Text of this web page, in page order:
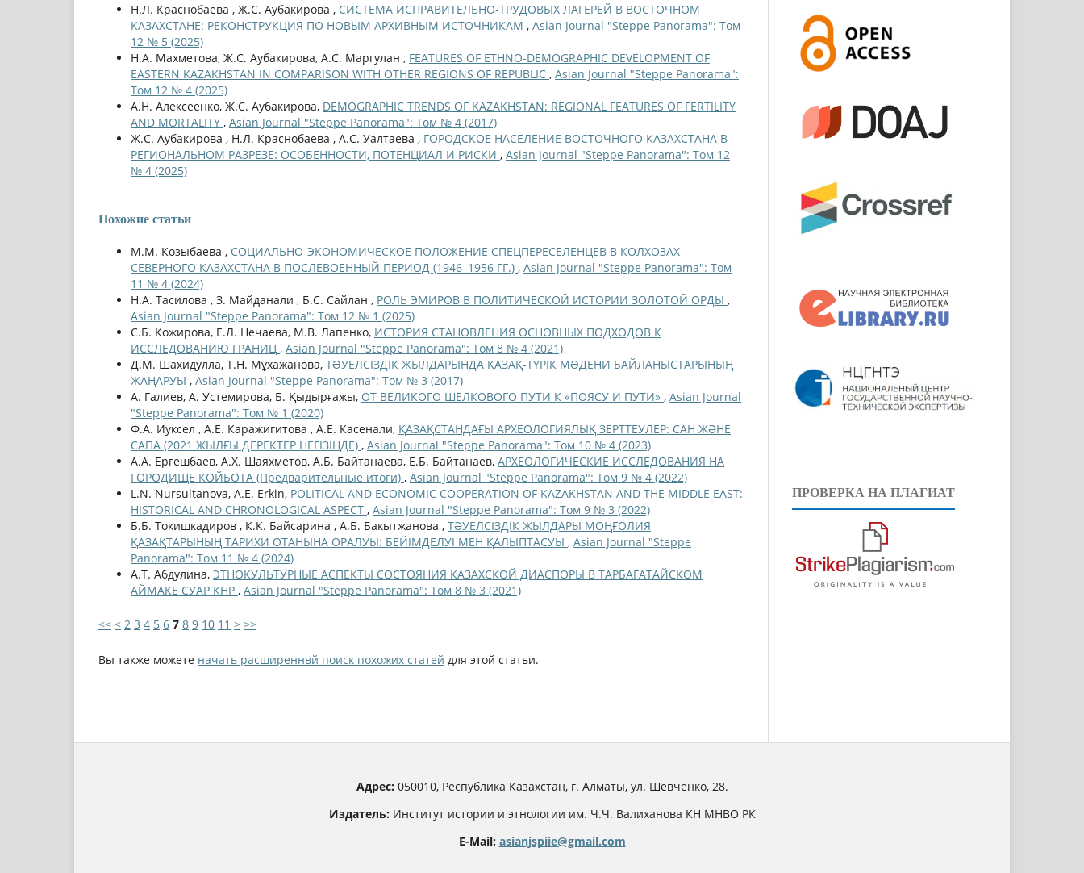
Н.Л. Краснобаева , Ж.С. Аубакирова , СИСТЕМА ИСПРАВИТЕЛЬНО-ТРУДОВЫХ ЛАГЕРЕЙ В ВОСТОЧНОМ
КАЗАХСТАНЕ: РЕКОНСТРУКЦИЯ ПО НОВЫМ АРХИВНЫМ ИСТОЧНИКАМ , Asian Journal "Steppe Panorama": Том
12 № 5 (2025)
Н.А. Махметова, Ж.С. Аубакирова, А.С. Маргулан , FEATURES OF ETHNO-DEMOGRAPHIC DEVELOPMENT OF
EASTERN KAZAKHSTAN IN COMPARISON WITH OTHER REGIONS OF REPUBLIC , Asian Journal "Steppe Panorama":
Том 12 № 4 (2025)
А.Н. Алексеенко, Ж.С. Аубакирова, DEMOGRAPHIC TRENDS OF KAZAKHSTAN: REGIONAL FEATURES OF FERTILITY
AND MORTALITY , Asian Journal "Steppe Panorama": Том № 4 (2017)
Ж.С. Аубакирова , Н.Л. Краснобаева , А.С. Уалтаева , ГОРОДСКОЕ НАСЕЛЕНИЕ ВОСТОЧНОГО КАЗАХСТАНА В
РЕГИОНАЛЬНОМ РАЗРЕЗЕ: ОСОБЕННОСТИ, ПОТЕНЦИАЛ И РИСКИ , Asian Journal "Steppe Panorama": Том 12
№ 4 (2025)
Похожие статьи
М.М. Козыбаева , СОЦИАЛЬНО-ЭКОНОМИЧЕСКОЕ ПОЛОЖЕНИЕ СПЕЦПЕРЕСЕЛЕНЦЕВ В КОЛХОЗАХ
СЕВЕРНОГО КАЗАХСТАНА В ПОСЛЕВОЕННЫЙ ПЕРИОД (1946–1956 ГГ.) , Asian Journal "Steppe Panorama": Том
11 № 4 (2024)
Н.А. Тасилова , З. Мaйдaнaли , Б.С. Сайлан , РОЛЬ ЭМИРОВ В ПОЛИТИЧЕСКОЙ ИСТОРИИ ЗОЛОТОЙ ОРДЫ ,
Asian Journal "Steppe Panorama": Том 12 № 1 (2025)
С.Б. Кожирова, Е.Л. Нечаева, М.В. Лапенко, ИСТОРИЯ СТАНОВЛЕНИЯ ОСНОВНЫХ ПОДХОДОВ К
ИССЛЕДОВАНИЮ ГРАНИЦ , Asian Journal "Steppe Panorama": Том 8 № 4 (2021)
Д.М. Шахидулла, Т.Н. Мұхажанова, ТƏУЕЛСІЗДІК ЖЫЛДАРЫНДА ҚАЗАҚ-ТҮРІК МƏДЕНИ БАЙЛАНЫСТАРЫНЫҢ
ЖАҢАРУЫ , Asian Journal "Steppe Panorama": Том № 3 (2017)
А. Галиев, А. Устемирова, Б. Қыдырғажы, ОТ ВЕЛИКОГО ШЕЛКОВОГО ПУТИ К «ПОЯСУ И ПУТИ» , Asian Journal
"Steppe Panorama": Том № 1 (2020)
Ф.А. Иуксел , А.Е. Каражигитова , А.Е. Касенали, ҚАЗАҚСТАНДАҒЫ АРХЕОЛОГИЯЛЫҚ ЗЕРТТЕУЛЕР: САН ЖӘНЕ
САПА (2021 ЖЫЛҒЫ ДЕРЕКТЕР НЕГІЗІНДЕ) , Asian Journal "Steppe Panorama": Том 10 № 4 (2023)
А.А. Ергешбаев, А.Х. Шаяхметов, А.Б. Байтанаева, Е.Б. Байтанаев, АРХЕОЛОГИЧЕСКИЕ ИССЛЕДОВАНИЯ НА
ГОРОДИЩЕ КОЙБОТА (Предварительные итоги) , Asian Journal "Steppe Panorama": Том 9 № 4 (2022)
L.N. Nursultanova, A.E. Erkin, POLITICAL AND ECONOMIC COOPERATION OF KAZAKHSTAN AND THE MIDDLE EAST:
HISTORICAL AND CHRONOLOGICAL ASPECT , Asian Journal "Steppe Panorama": Том 9 № 3 (2022)
Б.Б. Токишкадиров , К.К. Байсарина , А.Б. Бакытжанова , ТӘУЕЛСІЗДІК ЖЫЛДАРЫ МОҢҒОЛИЯ
ҚАЗАҚТАРЫНЫҢ ТАРИХИ ОТАНЫНА ОРАЛУЫ: БЕЙІМДЕЛУІ МЕН ҚАЛЫПТАСУЫ , Asian Journal "Steppe
Panorama": Том 11 № 4 (2024)
А.Т. Абдулина, ЭТНОКУЛЬТУРНЫЕ АСПЕКТЫ СОСТОЯНИЯ КАЗАХСКОЙ ДИАСПОРЫ В ТАРБАГАТАЙСКОМ
АЙМАКЕ СУАР КНР , Asian Journal "Steppe Panorama": Том 8 № 3 (2021)
<< < 2 3 4 5 6 7 8 9 10 11 > >>
Вы также можете начать расширеннвй поиск похожих статей для этой статьи.
ПРОВЕРКА НА ПЛАГИАТ
Адрес:050010, Республика Казахстан, г. Алматы, ул. Шевченко, 28.
Издатель: Институт истории и этнологии им. Ч.Ч. Валиханова КН МНВО РК
E-Mail: asianjspiie@gmail.com